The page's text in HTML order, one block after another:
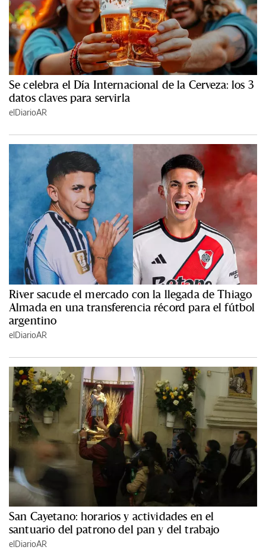
Se celebra el Día Internacional de la Cerveza: los 3
datos claves para servirla
elDiarioAR
River sacude el mercado con la llegada de Thiago
Almada en una transferencia récord para el fútbol
argentino
elDiarioAR
San Cayetano: horarios y actividades en el
santuario del patrono del pan y del trabajo
elDiarioAR